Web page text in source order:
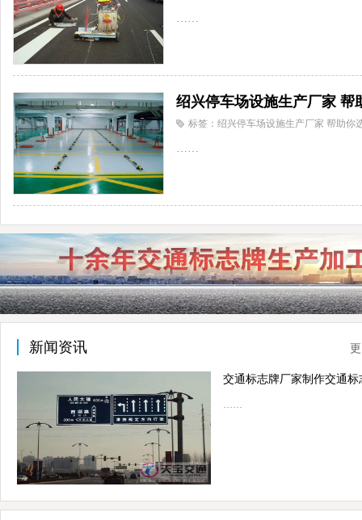
……
绍兴停车场设施生产厂家 帮
标签：绍兴停车场设施生产厂家 帮助你
……
新闻资讯
……